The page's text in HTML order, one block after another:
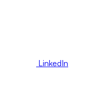
LinkedIn